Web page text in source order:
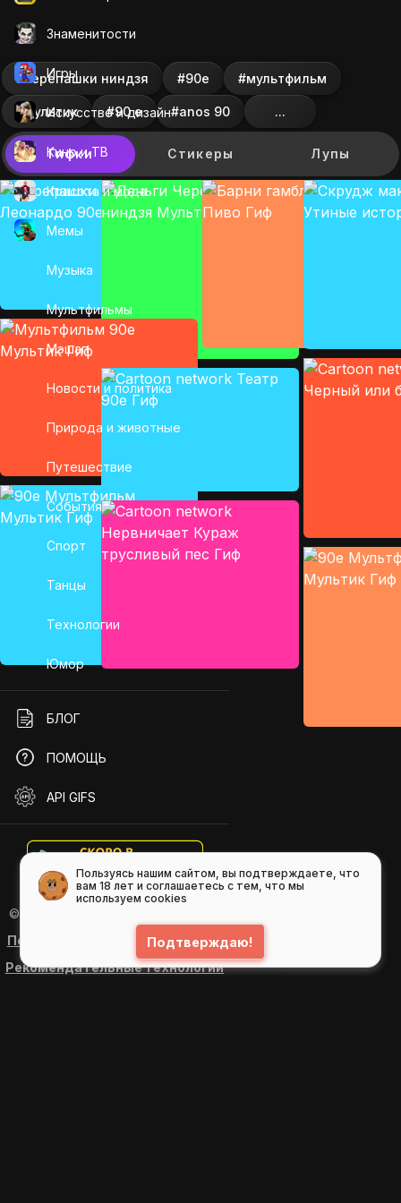
Знаменитости
Игры
Искусcтво и дизайн
Кино и ТВ
Красота и мода
Мемы
Музыка
Мультфильмы
Мэшап
Новости и политика
Природа и животные
Путешествие
События
Спорт
Танцы
Технологии
Юмор
БЛОГ
ПОМОЩЬ
API GIFS
© 2026
Пользовательское соглашение
Рекомендательные технологии
#черепашки ниндзя #90е #мультфильм
#мультик #90 е #anos 90 ...
Гифки Стикеры Лупы
Пользуясь нашим сайтом, вы подтверждаете, что
вам 18 лет и соглашаетесь с тем, что мы
используем cookies
Подтверждаю!